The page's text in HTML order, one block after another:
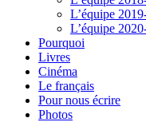
L’équipe
L’équipe
Pourquoi
Livres
Cinéma
Le français
Pour nous écrire
Photos